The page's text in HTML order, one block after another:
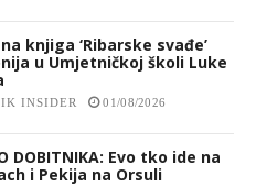
knjiga ‘Ribarske svađe’
u Umjetničkoj školi Luke
INSIDER 01/08/2026
DOBITNIKA: Evo tko ide na
i Pekija na Orsuli